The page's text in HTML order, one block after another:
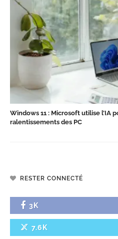
Windows 11 : Microsoft utilise l’IA
ralentissements des PC
RESTER CONNECTÉ
3K
7.6K